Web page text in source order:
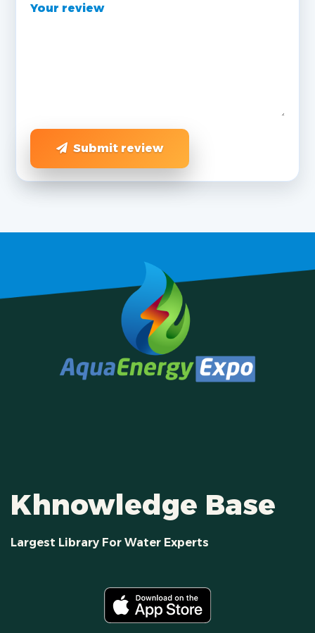
Your review
Submit review
Khnowledge Base
Largest Library For Water Experts